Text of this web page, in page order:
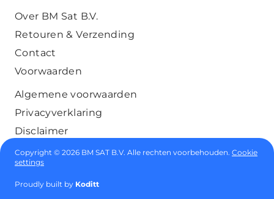
Over BM Sat B.V.
Retouren & Verzending
Contact
Voorwaarden
Algemene voorwaarden
Privacyverklaring
Disclaimer
Copyright © 2026 BM SAT B.V. Alle rechten voorbehouden. Cookie
settings
Proudly built by Koditt